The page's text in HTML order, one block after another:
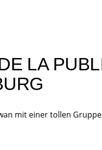
LA
mit einer tollen